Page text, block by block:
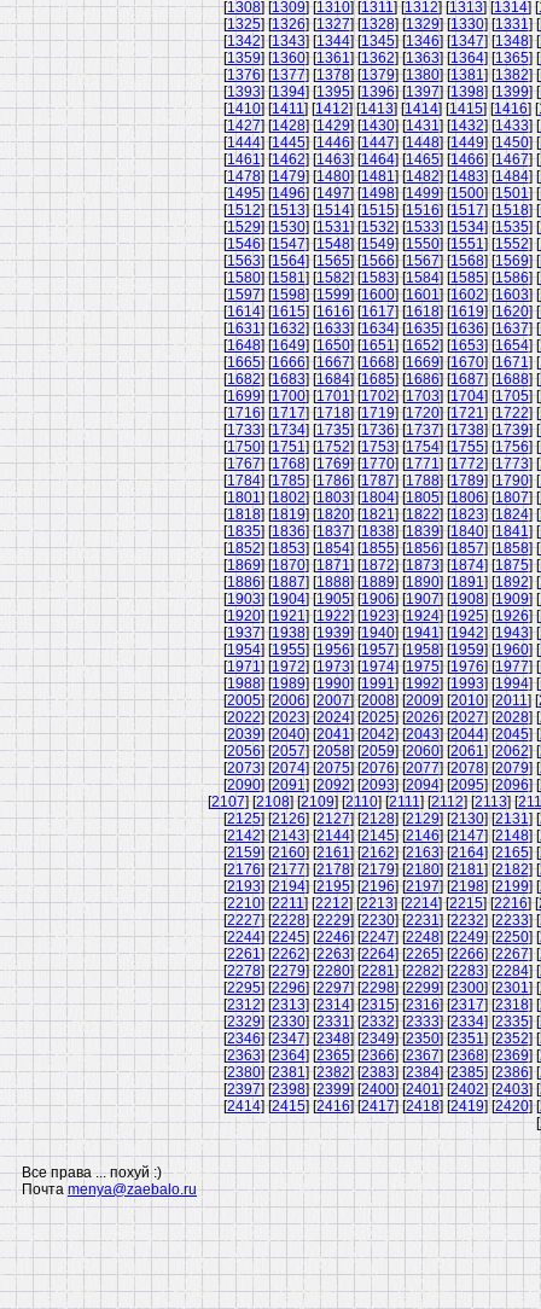
[1308] [1309] [1310] [1311] [1312] [1313] [1314] [
[1325] [1326] [1327] [1328] [1329] [1330] [1331] [
[1342] [1343] [1344] [1345] [1346] [1347] [1348] [
[1359] [1360] [1361] [1362] [1363] [1364] [1365] [
[1376] [1377] [1378] [1379] [1380] [1381] [1382] [
[1393] [1394] [1395] [1396] [1397] [1398] [1399] [
[1410] [1411] [1412] [1413] [1414] [1415] [1416] [
[1427] [1428] [1429] [1430] [1431] [1432] [1433] [
[1444] [1445] [1446] [1447] [1448] [1449] [1450] [
[1461] [1462] [1463] [1464] [1465] [1466] [1467] [
[1478] [1479] [1480] [1481] [1482] [1483] [1484] [
[1495] [1496] [1497] [1498] [1499] [1500] [1501] [
[1512] [1513] [1514] [1515] [1516] [1517] [1518] [
[1529] [1530] [1531] [1532] [1533] [1534] [1535] [
[1546] [1547] [1548] [1549] [1550] [1551] [1552] [
[1563] [1564] [1565] [1566] [1567] [1568] [1569] [
[1580] [1581] [1582] [1583] [1584] [1585] [1586] [
[1597] [1598] [1599] [1600] [1601] [1602] [1603] [
[1614] [1615] [1616] [1617] [1618] [1619] [1620] [
[1631] [1632] [1633] [1634] [1635] [1636] [1637] [
[1648] [1649] [1650] [1651] [1652] [1653] [1654] [
[1665] [1666] [1667] [1668] [1669] [1670] [1671] [
[1682] [1683] [1684] [1685] [1686] [1687] [1688] [
[1699] [1700] [1701] [1702] [1703] [1704] [1705] [
[1716] [1717] [1718] [1719] [1720] [1721] [1722] [
[1733] [1734] [1735] [1736] [1737] [1738] [1739] [
[1750] [1751] [1752] [1753] [1754] [1755] [1756] [
[1767] [1768] [1769] [1770] [1771] [1772] [1773] [
[1784] [1785] [1786] [1787] [1788] [1789] [1790] [
[1801] [1802] [1803] [1804] [1805] [1806] [1807] [
[1818] [1819] [1820] [1821] [1822] [1823] [1824] [
[1835] [1836] [1837] [1838] [1839] [1840] [1841] [
[1852] [1853] [1854] [1855] [1856] [1857] [1858] [
[1869] [1870] [1871] [1872] [1873] [1874] [1875] [
[1886] [1887] [1888] [1889] [1890] [1891] [1892] [
[1903] [1904] [1905] [1906] [1907] [1908] [1909] [
[1920] [1921] [1922] [1923] [1924] [1925] [1926] [
[1937] [1938] [1939] [1940] [1941] [1942] [1943] [
[1954] [1955] [1956] [1957] [1958] [1959] [1960] [
[1971] [1972] [1973] [1974] [1975] [1976] [1977] [
[1988] [1989] [1990] [1991] [1992] [1993] [1994] [
[2005] [2006] [2007] [2008] [2009] [2010] [2011] [
[2022] [2023] [2024] [2025] [2026] [2027] [2028] [
[2039] [2040] [2041] [2042] [2043] [2044] [2045] [
[2056] [2057] [2058] [2059] [2060] [2061] [2062] [
[2073] [2074] [2075] [2076] [2077] [2078] [2079] [
[2090] [2091] [2092] [2093] [2094] [2095] [2096] [
[2107] [2108] [2109] [2110] [2111] [2112] [2113] [
[2125] [2126] [2127] [2128] [2129] [2130] [2131] [
[2142] [2143] [2144] [2145] [2146] [2147] [2148] [
[2159] [2160] [2161] [2162] [2163] [2164] [2165] [
[2176] [2177] [2178] [2179] [2180] [2181] [2182] [
[2193] [2194] [2195] [2196] [2197] [2198] [2199] [
[2210] [2211] [2212] [2213] [2214] [2215] [2216] [
[2227] [2228] [2229] [2230] [2231] [2232] [2233] [
[2244] [2245] [2246] [2247] [2248] [2249] [2250] [
[2261] [2262] [2263] [2264] [2265] [2266] [2267] [
[2278] [2279] [2280] [2281] [2282] [2283] [2284] [
[2295] [2296] [2297] [2298] [2299] [2300] [2301] [
[2312] [2313] [2314] [2315] [2316] [2317] [2318] [
[2329] [2330] [2331] [2332] [2333] [2334] [2335] [
[2346] [2347] [2348] [2349] [2350] [2351] [2352] [
[2363] [2364] [2365] [2366] [2367] [2368] [2369] [
[2380] [2381] [2382] [2383] [2384] [2385] [2386] [
[2397] [2398] [2399] [2400] [2401] [2402] [2403] [
[2414] [2415] [2416] [2417] [2418] [2419] [2420] [
[
Все права ... похуй :)
Почта menya@zaebalo.ru